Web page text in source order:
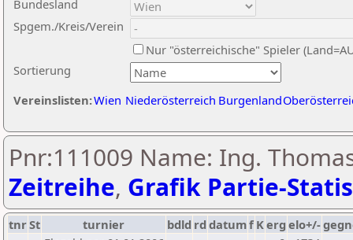
Sortierung
Bundesland
Spgem./Kreis/Verein
Nur "österreichische" Spieler
Vereinslisten:Wien Niederösterreich Burgenland
Pnr:111009 Name: Ing.
Zeitreihe, Grafik Partie-
tnrSt turnier bdld rd datumf Kerg elo+/-